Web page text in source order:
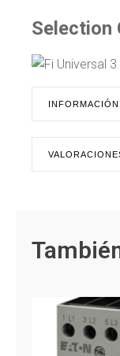
Selection
INFORMACIÓN